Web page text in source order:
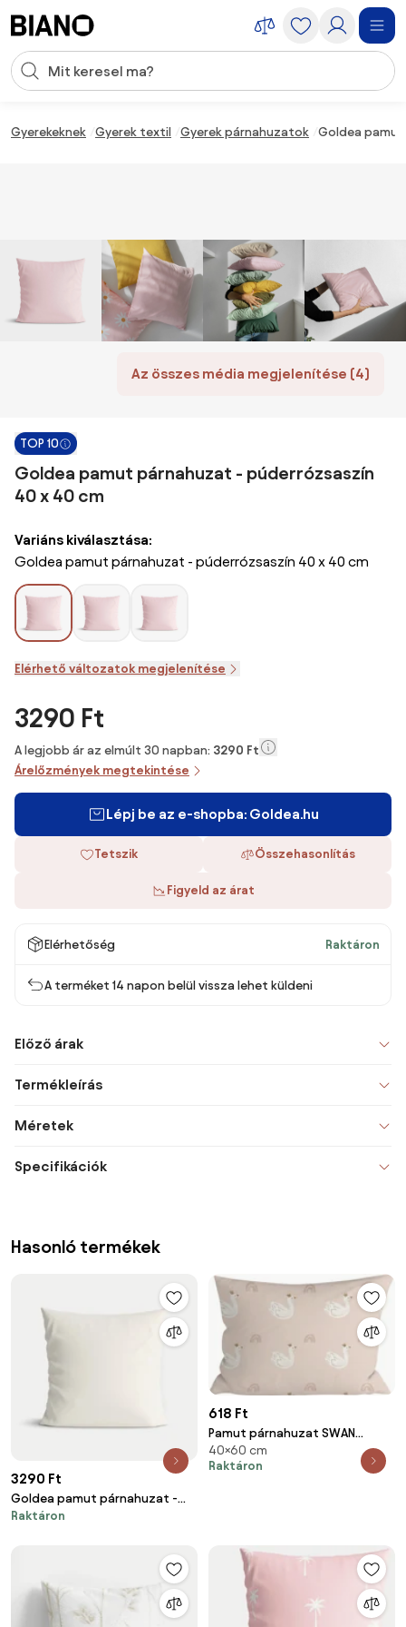
Keresési bevitel
Gyerekeknek Gyerek textil Gyerek párnahuzatok Goldea
Az összes média megjelenítése (4)
TOP 10
Goldea pamut párnahuzat - púderrózsaszín
40 x 40 cm
Variáns kiválasztása:
Goldea pamut párnahuzat - púderrózsaszín 40 x 40 cm
Elérhető változatok megjelenítése
3290 Ft
A legjobb ár az elmúlt 30 napban: 3290 Ft
Árelőzmények megtekintése
Lépj be az e-shopba: Goldea.hu
Tetszik Összehasonlítás
Figyeld az árat
Elérhetőség Raktáron
A terméket 14 napon belül vissza lehet küldeni
Előző árak
Termékleírás
Méretek
Specifikációk
Hasonló termékek
3290 Ft
Goldea pamut párnahuzat -
elefántcsont 40 x 40 cm
Raktáron
618 Ft
Pamut párnahuzat SWAN
CLOUD 40x60 cm, rózsaszín
40×60 cm
Raktáron